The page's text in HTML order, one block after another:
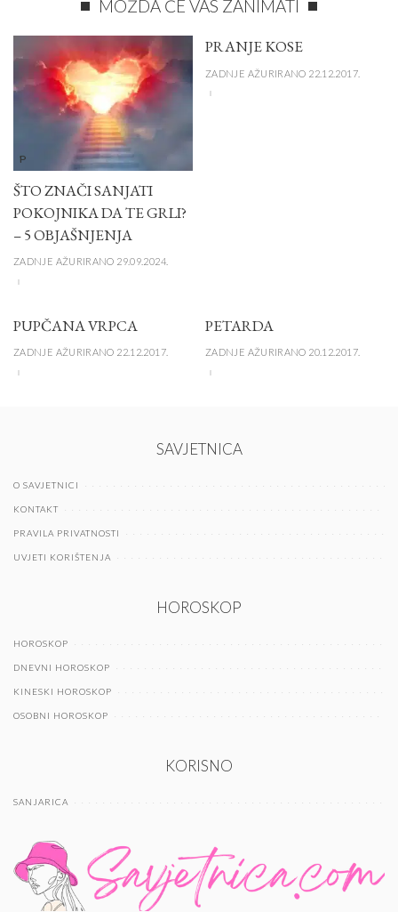
MOŽDA ĆE VAS ZANIMATI
P
ŠTO ZNAČI SANJATI
POKOJNIKA DA TE GRLI?
– 5 OBJAŠNJENJA
ZADNJE AŽURIRANO 29.09.2024.
PRANJE KOSE
ZADNJE AŽURIRANO 22.12.2017.
PUPČANA VRPCA
ZADNJE AŽURIRANO 22.12.2017.
PETARDA
ZADNJE AŽURIRANO 20.12.2017.
SAVJETNICA
O SAVJETNICI
KONTAKT
PRAVILA PRIVATNOSTI
UVJETI KORIŠTENJA
HOROSKOP
HOROSKOP
DNEVNI HOROSKOP
KINESKI HOROSKOP
OSOBNI HOROSKOP
KORISNO
SANJARICA